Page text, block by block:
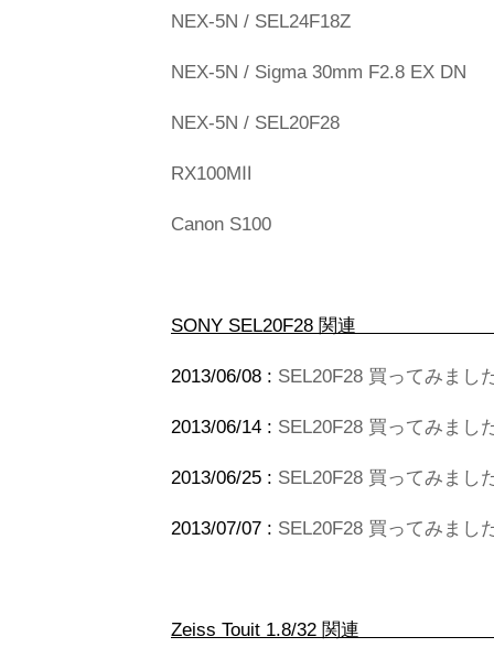
NEX-5N / SEL24F18Z
NEX-5N / Sigma 30mm F2.8 EX DN
NEX-5N / SEL20F28
RX100MⅡ
Canon S100
SONY
2013/06/08 : SEL20F28 買ってみまし
2013/06/14 : SEL20F28 買ってみまし
2013/06/25 : SEL20F28 買ってみまし
2013/07/07 : SEL20F28 買ってみまし
Zeiss Touit